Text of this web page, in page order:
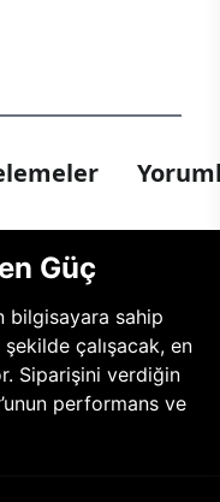
Güç
bilgisayara sahip
çalışacak, en
Siparişini verdiğin
performans ve